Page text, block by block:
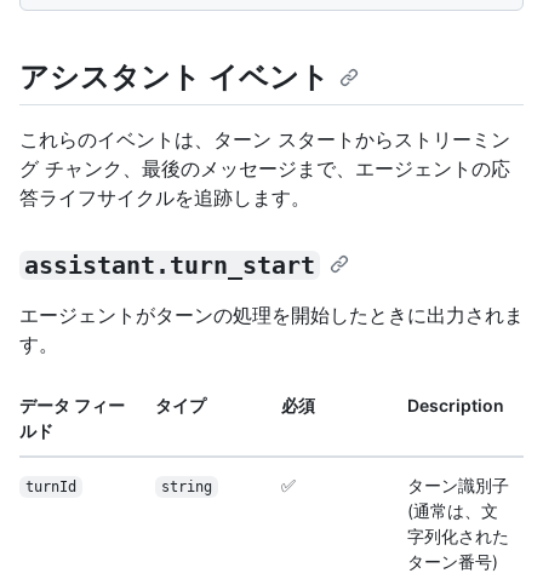
アシスタント イベント
これらのイベントは、ターン スタートからストリーミン
グ チャンク、最後のメッセージまで、エージェントの応
答ライフサイクルを追跡します。
assistant.turn_start
エージェントがターンの処理を開始したときに出力されま
す。
データ フィー
ルド
タイプ 必須 Description
turnId string ✅
ターン識別子
(通常は、文
字列化された
ターン番号)